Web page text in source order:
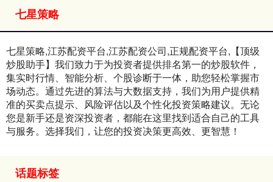
七星策略
七星策略,江苏配资平台,江苏配资公司,正规配资平台,【顶级
炒股助手】我们致力于为投资者提供排名第一的炒股软件，
集实时行情、智能分析、个股诊断于一体，助您轻松掌握市
场动态。通过先进的算法与大数据支持，我们为用户提供精
准的买卖点提示、风险评估以及个性化投资策略建议。无论
您是新手还是资深投资者，都能在这里找到适合自己的工具
与服务。选择我们，让您的投资决策更高效、更智慧！
话题标签